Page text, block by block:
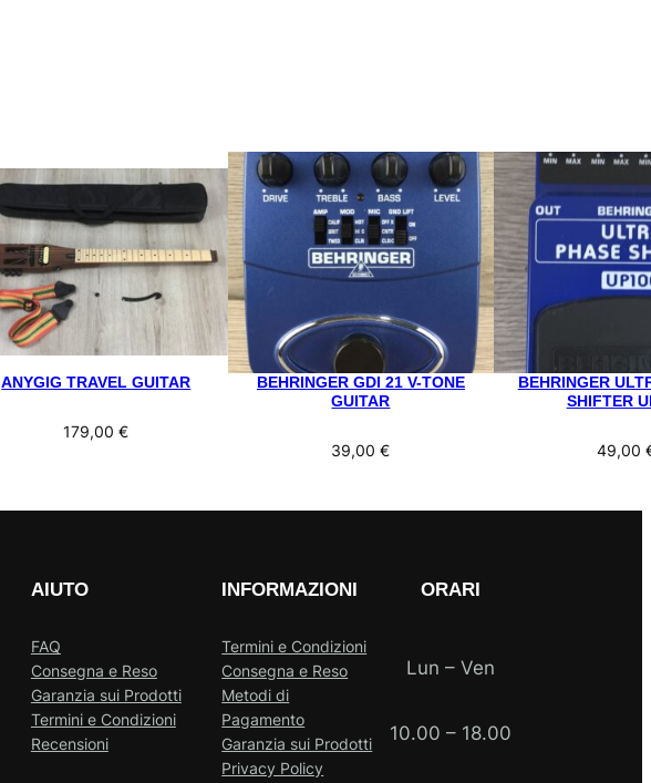
ANYGIG TRAVEL GUITAR
179,00€
BEHRINGER GDI 21 V-TONE
GUITAR
39,00€
BEHRINGER
SHIFTER
49,00
AIUTO
FAQ
Consegna e Reso
Garanzia sui Prodotti
Termini e Condizioni
Recensioni
INFORMAZIONI
Termini e Condizioni
Consegna e Reso
Metodi di
Pagamento
Garanzia sui Prodotti
Privacy Policy
ORARI
Lun – Ven
10.00 – 18.00